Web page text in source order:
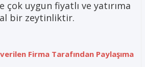
çok uygun fiyatlı ve yatırıma
bir zeytinliktir.
Firma Tarafından Paylaşıma